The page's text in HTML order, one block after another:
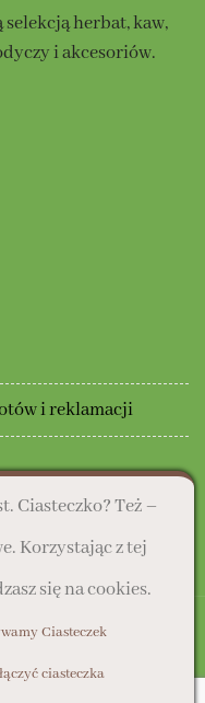
herbat, kaw,
i akcesoriów.
i reklamacji
przez: Art Deco
16, 64-100 Leszno |
Ciasteczko? Też –
Korzystając z tej
się na cookies.
Ciasteczek
ciasteczka